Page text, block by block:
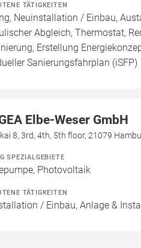
TÄTIGKEITEN
Neuinstallation / Einbau,
Abgleich, Thermostat,
Erstellung
Sanierungsfahrplan (iSFP)
Elbe-Weser GmbH
8, 3rd, 4th, 5th floor, 21079
SPEZIALGEBIETE
Photovoltaik
TÄTIGKEITEN
/ Einbau, Anlage &